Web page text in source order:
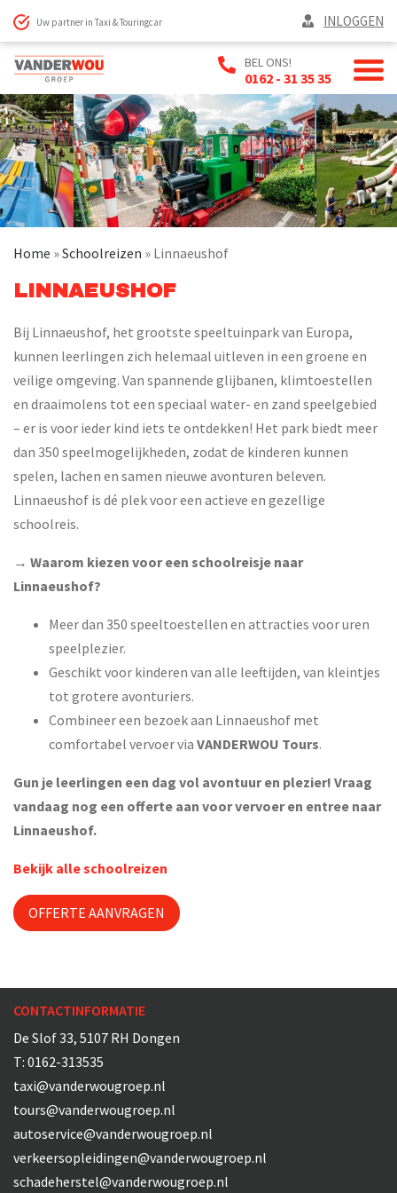
Uw partner in Taxi & Touringcar INLOGGEN
BEL ONS!
0162 - 31 35 35
Home »Schoolreizen » Linnaeushof
LINNAEUSHOF
Bij Linnaeushof, het grootste speeltuinpark van Europa,
kunnen leerlingen zich helemaal uitleven in een groene en
veilige omgeving. Van spannende glijbanen, klimtoestellen
en draaimolens tot een speciaal water- en zand speelgebied
– er is voor ieder kind iets te ontdekken! Het park biedt meer
dan 350 speelmogelijkheden, zodat de kinderen kunnen
spelen, lachen en samen nieuwe avonturen beleven.
Linnaeushof is dé plek voor een actieve en gezellige
schoolreis.
→ Waarom kiezen voor een schoolreisje naar
Linnaeushof?
Meer dan 350 speeltoestellen en attracties voor uren
speelplezier.
Geschikt voor kinderen van alle leeftijden, van kleintjes
tot grotere avonturiers.
Combineer een bezoek aan Linnaeushof met
comfortabel vervoer via VANDERWOU Tours.
Gun je leerlingen een dag vol avontuur en plezier! Vraag
vandaag nog een offerte aan voor vervoer en entree naar
Linnaeushof.
Bekijk alle schoolreizen
OFFERTE AANVRAGEN
CONTACTINFORMATIE
De Slof 33, 5107 RH Dongen
T: 0162-313535
taxi@vanderwougroep.nl
tours@vanderwougroep.nl
autoservice@vanderwougroep.nl
verkeersopleidingen@vanderwougroep.nl
schadeherstel@vanderwougroep.nl